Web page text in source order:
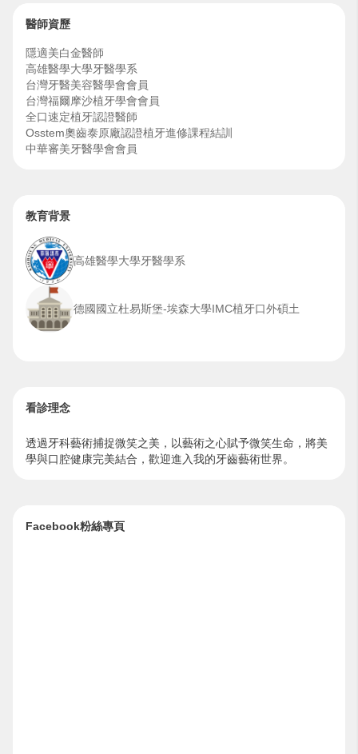
醫師資歷
隱適美白金醫師
高雄醫學大學牙醫學系
台灣牙醫美容醫學會會員
台灣福爾摩沙植牙學會會員
全口速定植牙認證醫師
Osstem奧齒泰原廠認證植牙進修課程結訓
中華審美牙醫學會會員
Biomate Swiss植牙系統國際講師
教育背景
高雄醫學大學牙醫學系
德國國立杜易斯堡-埃森大學IMC植牙口外碩土
看診理念
透過牙科藝術捕捉微笑之美，以藝術之心賦予微笑生命，將美
學與口腔健康完美結合，歡迎進入我的牙齒藝術世界。
Facebook粉絲專頁